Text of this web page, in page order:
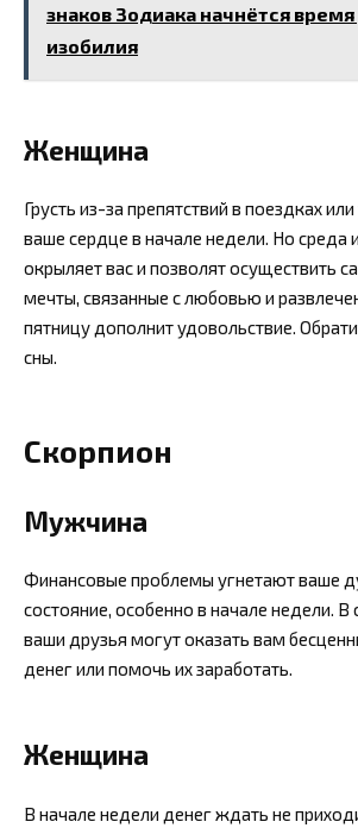
знаков Зодиака начнётся
изобилия
Женщина
Грусть из-за препятствий в поездках
ваше сердце в начале недели. Но среда
окрыляет вас и позволят осуществить
мечты, связанные с любовью и
пятницу дополнит удовольствие.
сны.
Скорпион
Мужчина
Финансовые проблемы угнетают ваше
состояние, особенно в начале недели. В
ваши друзья могут оказать вам
денег или помочь их заработать.
Женщина
В начале недели денег ждать не